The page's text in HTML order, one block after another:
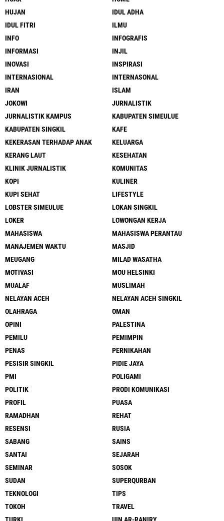
HUJAN
IDUL ADHA
IDUL FITRI
ILMU
INFO
INFOGRAFIS
INFORMASI
INJIL
INOVASI
INSPIRASI
INTERNASIONAL
INTERNASONAL
IRAN
ISLAM
JOKOWI
JURNALISTIK
JURNALISTIK KAMPUS
KABUPATEN SIMEULUE
KABUPATEN SINGKIL
KAFE
KEKERASAN TERHADAP ANAK
KELUARGA
KERANG LAUT
KESEHATAN
KLINIK JURNALISTIK
KOMUNITAS
KOPI
KULINER
KUPI SEHAT
LIFESTYLE
LOBSTER SIMEULUE
LOKAN SINGKIL
LOKER
LOWONGAN KERJA
MAHASISWA
MAHASISWA PERANTAU
MANAJEMEN WAKTU
MASJID
MEUGANG
MILAD WASATHA
MOTIVASI
MOU HELSINKI
MUALAF
MUSLIMAH
NELAYAN ACEH
NELAYAN ACEH SINGKIL
OLAHRAGA
OMAN
OPINI
PALESTINA
PEMILU
PEMIMPIN
PENAS
PERNIKAHAN
PESISIR SINGKIL
PIDIE JAYA
PMI
POLIGAMI
POLITIK
PRODI KOMUNIKASI
PROFIL
PUASA
RAMADHAN
REHAT
RESENSI
RUSIA
SABANG
SAINS
SANTAI
SEJARAH
SEMINAR
SOSOK
SUDAN
SUPERQURBAN
TEKNOLOGI
TIPS
TOKOH
TRAVEL